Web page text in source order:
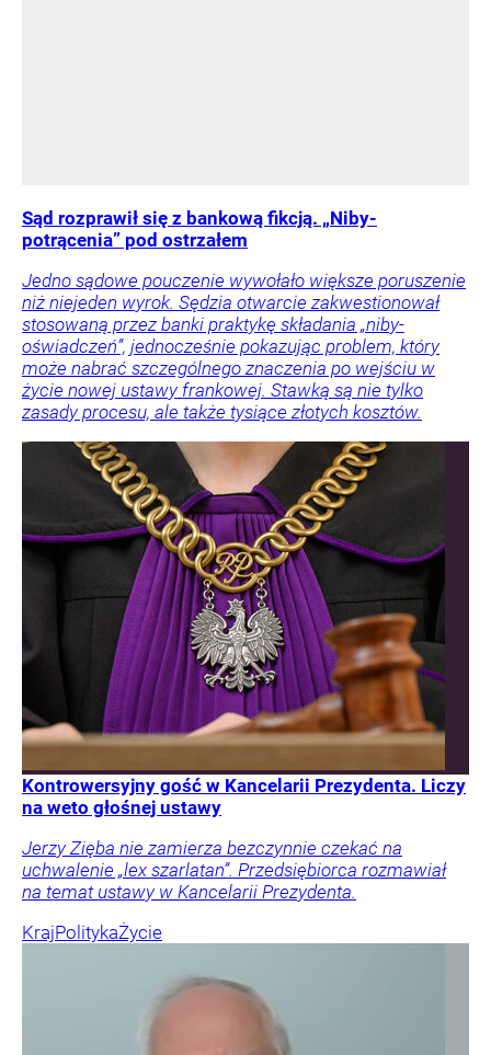
Sąd rozprawił się z bankową fikcją. „Niby-
potrącenia” pod ostrzałem
Jedno sądowe pouczenie wywołało większe poruszenie
niż niejeden wyrok. Sędzia otwarcie zakwestionował
stosowaną przez banki praktykę składania „niby-
oświadczeń”, jednocześnie pokazując problem, który
może nabrać szczególnego znaczenia po wejściu w
życie nowej ustawy frankowej. Stawką są nie tylko
zasady procesu, ale także tysiące złotych kosztów.
Kontrowersyjny gość w Kancelarii Prezydenta. Liczy
na weto głośnej ustawy
Jerzy Zięba nie zamierza bezczynnie czekać na
uchwalenie „lex szarlatan”. Przedsiębiorca rozmawiał
na temat ustawy w Kancelarii Prezydenta.
KrajPolitykaŻycie